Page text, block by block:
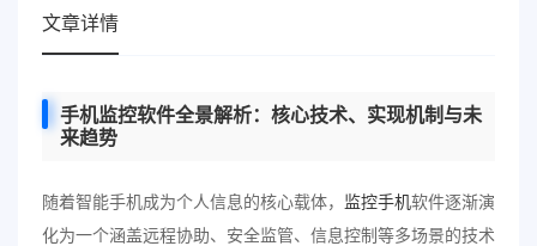
文章详情
手机监控软件全景解析：核心技术、实现机制与未
来趋势
随着智能手机成为个人信息的核心载体， 监控手机软件逐渐演
化为一个涵盖远程协助、安全监管、信息控制等多场景的技术